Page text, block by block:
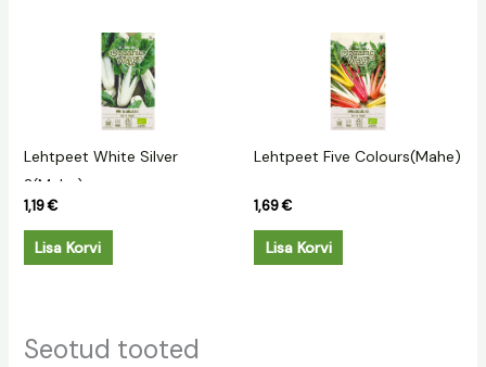
Lehtpeet White Silver
2(Mahe)
1,19€
Lisa Korvi
Lehtpeet Five Colours(Mahe)
1,69€
Lisa Korvi
Seotud tooted